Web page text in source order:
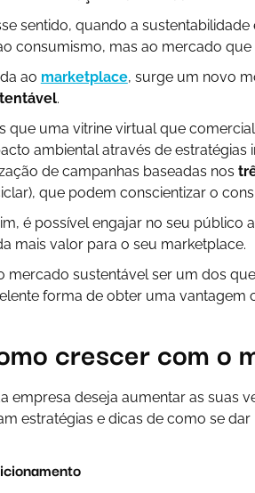
sentido, quando a
consumismo, mas ao mercado que
ao marketplace, surge um novo
.
que uma vitrine virtual que
ambiental através de estratégias
de campanhas baseadas nos
que podem conscientizar o
é possível engajar no seu público
mais valor para o seu marketplace.
mercado sustentável ser um dos
forma de obter uma vantagem
crescer com o
empresa deseja aumentar as suas
estratégias e dicas de como se